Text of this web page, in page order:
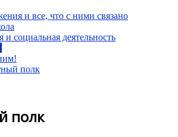
и все, что с ними связано
и социальная деятельность
полк
полк